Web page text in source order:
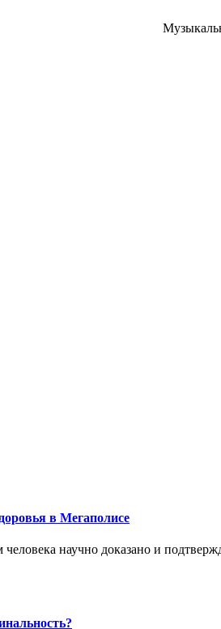
в Мегаполисе
человека научно доказано и